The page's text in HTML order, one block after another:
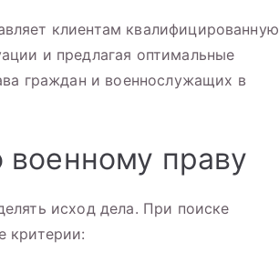
клиентам квалифицированную
и предлагая оптимальные
граждан и военнослужащих в
праву
исход дела. При поиске
критерии: